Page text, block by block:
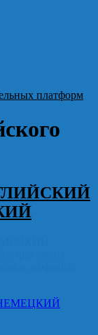
платформ